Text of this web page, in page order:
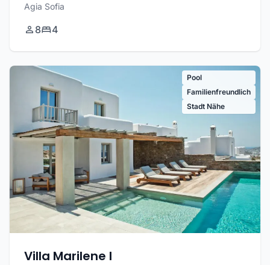
Agia Sofia
8 4
Pool
Familienfreundlich
Stadt Nähe
Villa Marilene I